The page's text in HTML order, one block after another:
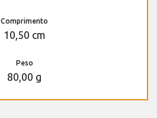
Comprimento
10,50 cm
Peso
80,00 g